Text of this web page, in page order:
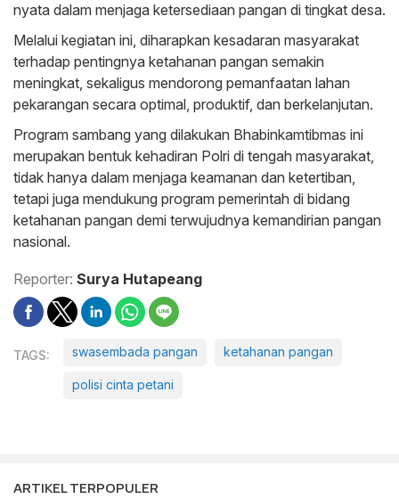
nyata dalam menjaga ketersediaan pangan di tingkat desa.
Melalui kegiatan ini, diharapkan kesadaran masyarakat
terhadap pentingnya ketahanan pangan semakin
meningkat, sekaligus mendorong pemanfaatan lahan
pekarangan secara optimal, produktif, dan berkelanjutan.
Program sambang yang dilakukan Bhabinkamtibmas ini
merupakan bentuk kehadiran Polri di tengah masyarakat,
tidak hanya dalam menjaga keamanan dan ketertiban,
tetapi juga mendukung program pemerintah di bidang
ketahanan pangan demi terwujudnya kemandirian pangan
nasional.
Reporter: Surya Hutapeang
swasembada pangan ketahanan pangan
polisi cinta petani
ARTIKEL TERPOPULER